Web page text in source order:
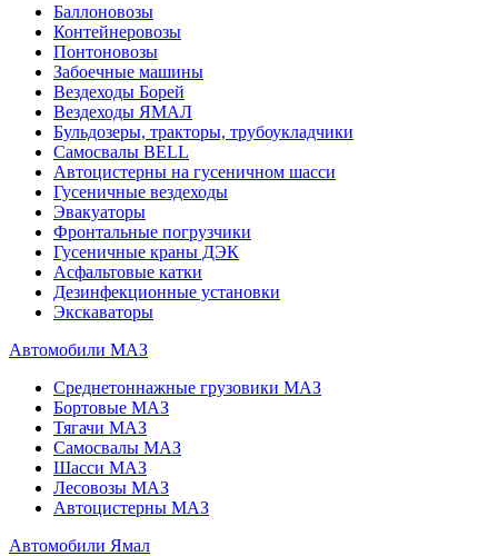
Баллоновозы
Контейнеровозы
Понтоновозы
Забоечные машины
Вездеходы Борей
Вездеходы ЯМАЛ
Бульдозеры, тракторы, трубоукладчики
Самосвалы BELL
Автоцистерны на гусеничном шасси
Гусеничные вездеходы
Эвакуаторы
Фронтальные погрузчики
Гусеничные краны ДЭК
Асфальтовые катки
Дезинфекционные установки
Экскаваторы
Автомобили МАЗ
Среднетоннажные грузовики МАЗ
Бортовые МАЗ
Тягачи МАЗ
Самосвалы МАЗ
Шасси МАЗ
Лесовозы МАЗ
Автоцистерны МАЗ
Автомобили Ямал